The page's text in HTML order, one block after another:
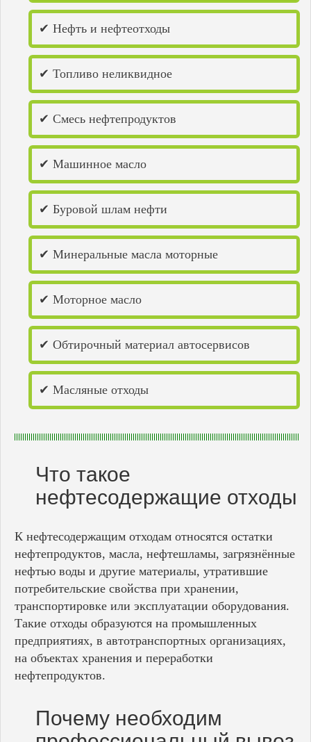
✔ Нефть и нефтеотходы
✔ Топливо неликвидное
✔ Смесь нефтепродуктов
✔ Машинное масло
✔ Буровой шлам нефти
✔ Минеральные масла моторные
✔ Моторное масло
✔ Обтирочный материал автосервисов
✔ Масляные отходы
Что такое
нефтесодержащие отходы
К нефтесодержащим отходам относятся остатки
нефтепродуктов, масла, нефтешламы, загрязнённые
нефтью воды и другие материалы, утратившие
потребительские свойства при хранении,
транспортировке или эксплуатации оборудования.
Такие отходы образуются на промышленных
предприятиях, в автотранспортных организациях,
на объектах хранения и переработки
нефтепродуктов.
Почему необходим